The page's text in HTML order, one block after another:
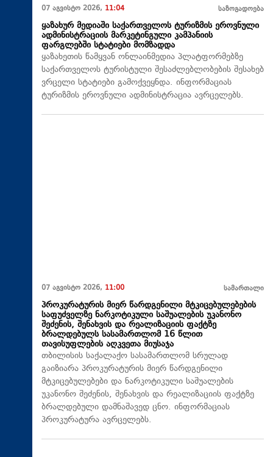
07 აგვისტო 2026, 11:04 საზოგადოება
ყაზახურ მედიაში საქართველოს ტურიზმის ეროვნული
ადმინისტრაციის მარკეტინგული კამპანიის
ფარგლებში სტატიები მომზადდა
ყაზახეთის წამყვან ონლაინმედია პლატფორმებზე
საქართველოს ტურისტული შესაძლებლობების შესახებ
ვრცელი სტატიები გამოქვეყნდა. ინფორმაციას
ტურიზმის ეროვნული ადმინისტრაცია ავრცელებს.
07 აგვისტო 2026, 11:00 სამართალი
პროკურატურის მიერ წარდგენილი მტკიცებულებების
საფუძველზე ნარკოტიკული საშუალების უკანონო
შეძენის, შენახვის და რეალიზაციის ფაქტზე
ბრალდებულს სასამართლომ 16 წლით
თავისუფლების აღკვეთა მიუსაჯა
თბილისის საქალაქო სასამართლომ სრულად
გაიზიარა პროკურატურის მიერ წარდგენილი
მტკიცებულებები და ნარკოტიკული საშუალების
უკანონო შეძენის, შენახვის და რეალიზაციის ფაქტზე
ბრალდებული დამნაშავედ ცნო. ინფორმაციას
პროკურატურა ავრცელებს.